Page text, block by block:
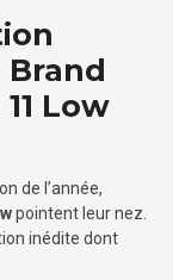
Brand
Low
de l’année,
pointent leur nez.
inédite dont